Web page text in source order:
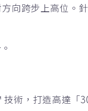
向跨步上高位。
術，打造高達